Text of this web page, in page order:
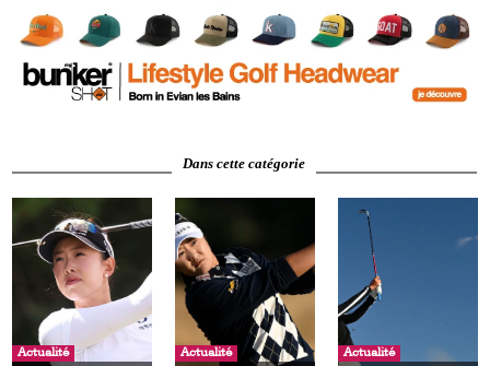
Dans cette catégorie
Actualité Actualité Actualité